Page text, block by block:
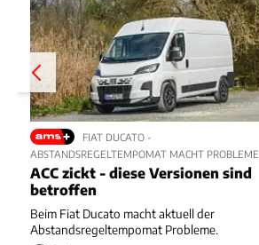
FIAT DUCATO -
ABSTANDSREGELTEMPOMAT MACHT PROBLEME
ACC zickt - diese Versionen sind
betroffen
Beim Fiat Ducato macht aktuell der
Abstandsregeltempomat Probleme.